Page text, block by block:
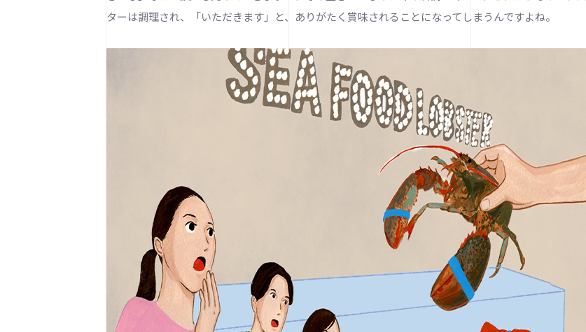
ターは調理され、「いただきます」と、ありがたく賞味されることになってしまうんですよね。